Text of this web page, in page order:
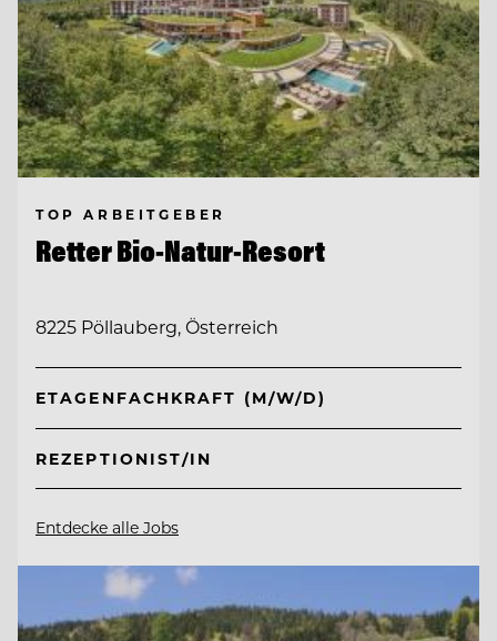
TOP ARBEITGEBER
Retter Bio-Natur-Resort
8225 Pöllauberg, Österreich
ETAGENFACHKRAFT (M/W/D)
REZEPTIONIST/IN
Entdecke alle Jobs